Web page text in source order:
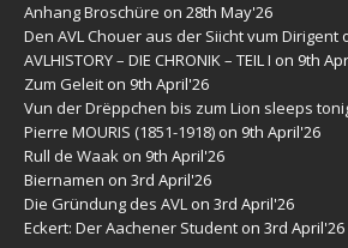
Anhang Broschüre on 28th May'26
Den AVL Chouer aus der Siicht vum Dirigent
AVLHISTORY – DIE CHRONIK – TEIL I on 9th
Zum Geleit on 9th April'26
Vun der Drëppchen bis zum Lion sleeps
Pierre MOURIS (1851-1918) on 9th April'26
Rull de Waak on 9th April'26
Biernamen on 3rd April'26
Die Gründung des AVL on 3rd April'26
Eckert: Der Aachener Student on 3rd April'26